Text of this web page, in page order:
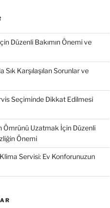
Düzenli Bakımın Önemi ve
Sık Karşılaşılan Sorunlar ve
Seçiminde Dikkat Edilmesi
Ömrünü Uzatmak İçin Düzenli
Önemi
Servisi: Ev Konforunuzun